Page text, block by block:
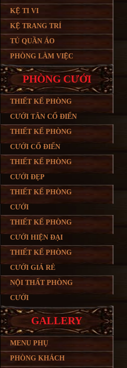
KỆ TI VI
KỆ TRANG TRÍ
TỦ QUẦN ÁO
PHÒNG LÀM VIỆC
PHÒNG CƯỚI
THIẾT KẾ PHÒNG
CƯỚI TÂN CỔ ĐIỂN
THIẾT KẾ PHÒNG
CƯỚI CỔ ĐIỂN
THIẾT KẾ PHÒNG
CƯỚI ĐẸP
THIẾT KẾ PHÒNG
CƯỚI
THIẾT KẾ PHÒNG
CƯỚI HIỆN ĐẠI
THIẾT KẾ PHÒNG
CƯỚI GIÁ RẺ
NỘI THẤT PHÒNG
CƯỚI
GALLERY
MENU PHỤ
PHÒNG KHÁCH